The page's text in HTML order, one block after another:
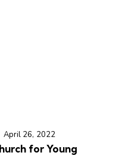
April 26, 2022
for Young